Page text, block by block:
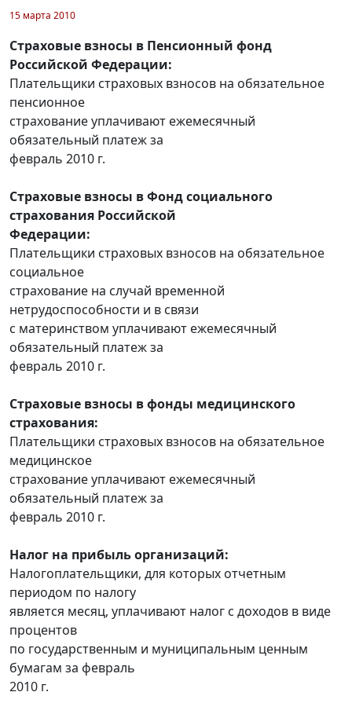
15 марта 2010
Страховые взносы в Пенсионный фонд
Российской Федерации:
Плательщики страховых взносов на обязательное
пенсионное
страхование уплачивают ежемесячный
обязательный платеж за
февраль 2010 г.
Страховые взносы в Фонд социального
страхования Российской
Федерации:
Плательщики страховых взносов на обязательное
социальное
страхование на случай временной
нетрудоспособности и в связи
с материнством уплачивают ежемесячный
обязательный платеж за
февраль 2010 г.
Страховые взносы в фонды медицинского
страхования:
Плательщики страховых взносов на обязательное
медицинское
страхование уплачивают ежемесячный
обязательный платеж за
февраль 2010 г.
Налог на прибыль организаций:
Налогоплательщики, для которых отчетным
периодом по налогу
является месяц, уплачивают налог с доходов в виде
процентов
по государственным и муниципальным ценным
бумагам за февраль
2010 г.